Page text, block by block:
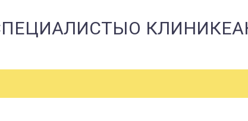
О КЛИНИКЕ